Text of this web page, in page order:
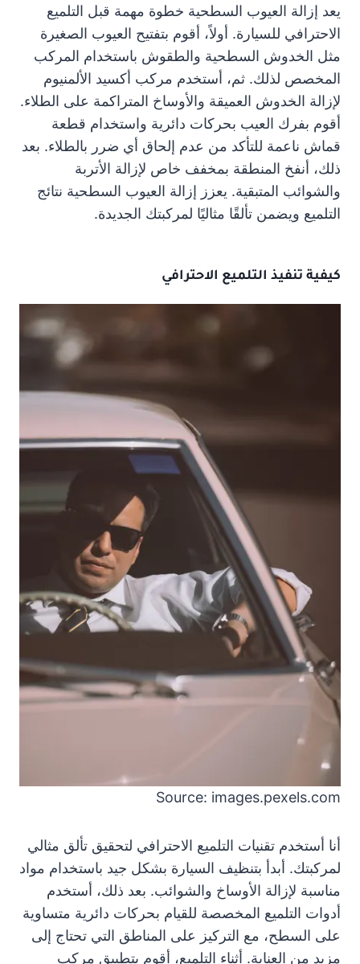
يعد إزالة العيوب السطحية خطوة مهمة قبل التلميع
الاحترافي للسيارة. أولاً، أقوم بتفتيح العيوب الصغيرة
مثل الخدوش السطحية والطقوش باستخدام المركب
المخصص لذلك. ثم، أستخدم مركب أكسيد الألمنيوم
لإزالة الخدوش العميقة والأوساخ المتراكمة على الطلاء.
أقوم بفرك العيب بحركات دائرية واستخدام قطعة
قماش ناعمة للتأكد من عدم إلحاق أي ضرر بالطلاء. بعد
ذلك، أنفخ المنطقة بمخفف خاص لإزالة الأتربة
والشوائب المتبقية. يعزز إزالة العيوب السطحية نتائج
التلميع ويضمن تألقًا مثاليًا لمركبتك الجديدة.
كيفية تنفيذ التلميع الاحترافي
Source: images.pexels.com
أنا أستخدم تقنيات التلميع الاحترافي لتحقيق تألق مثالي
لمركبتك. أبدأ بتنظيف السيارة بشكل جيد باستخدام مواد
مناسبة لإزالة الأوساخ والشوائب. بعد ذلك، أستخدم
أدوات التلميع المخصصة للقيام بحركات دائرية متساوية
على السطح، مع التركيز على المناطق التي تحتاج إلى
مزيد من العناية. أثناء التلميع، أقوم بتطبيق مركب